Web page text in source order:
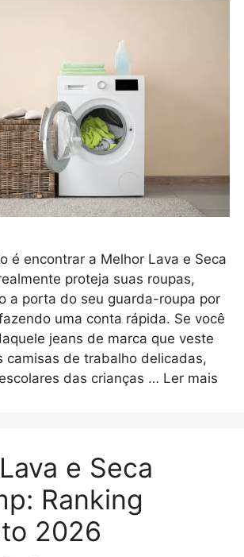
é encontrar a Melhor Lava e Seca
proteja suas roupas,
a porta do seu guarda-roupa por
uma conta rápida. Se você
jeans de marca que veste
camisas de trabalho delicadas,
das crianças … Ler mais
e Seca
Ranking
2026